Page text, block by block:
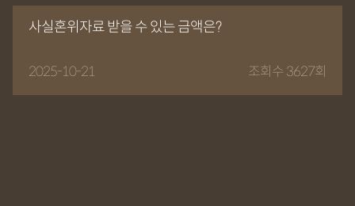
사실혼위자료 받을 수 있는 금액은?
2025-10-21 조회수 3627회